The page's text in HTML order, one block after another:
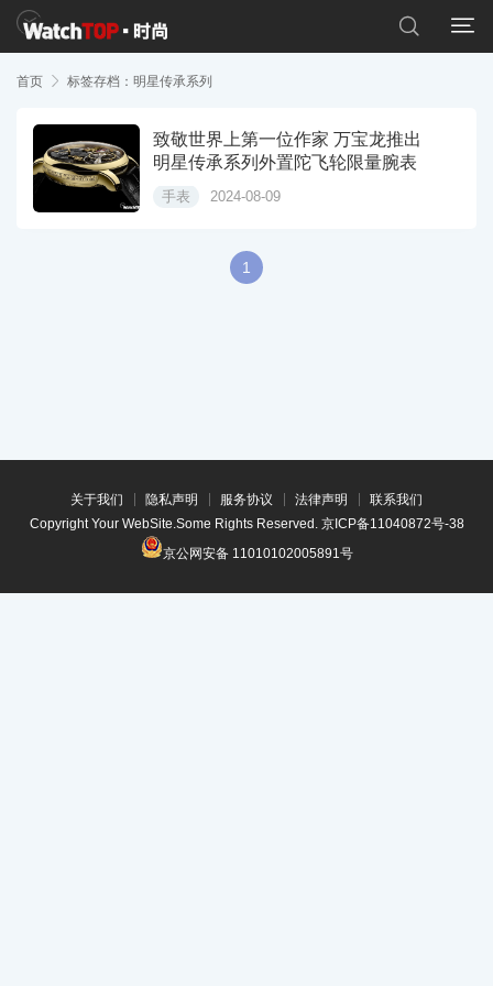


首页  标签存档：明星传承系列
致敬世界上第一位作家 万宝龙推出
明星传承系列外置陀飞轮限量腕表
手表 2024-08-09
1
关于我们 隐私声明 服务协议 法律声明
联系我们
Copyright Your WebSite.Some Rights Reserved. 京ICP备11040872号-38
京公网安备 11010102005891号